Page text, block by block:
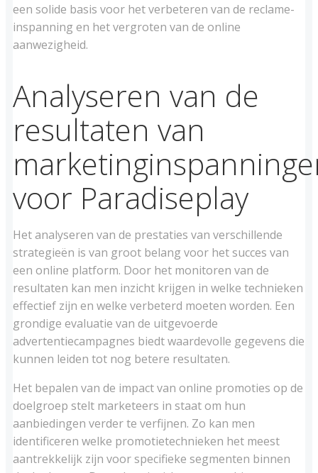
een solide basis voor het verbeteren van de reclame-
inspanning en het vergroten van de online
aanwezigheid.
Analyseren van de
resultaten van
voor Paradiseplay
Het analyseren van de prestaties van verschillende
strategieën is van groot belang voor het succes van
een online platform. Door het monitoren van de
resultaten kan men inzicht krijgen in welke technieken
effectief zijn en welke verbeterd moeten worden. Een
grondige evaluatie van de uitgevoerde
advertentiecampagnes biedt waardevolle gegevens die
kunnen leiden tot nog betere resultaten.
Het bepalen van de impact van online promoties op de
doelgroep stelt marketeers in staat om hun
aanbiedingen verder te verfijnen. Zo kan men
identificeren welke promotietechnieken het meest
aantrekkelijk zijn voor specifieke segmenten binnen